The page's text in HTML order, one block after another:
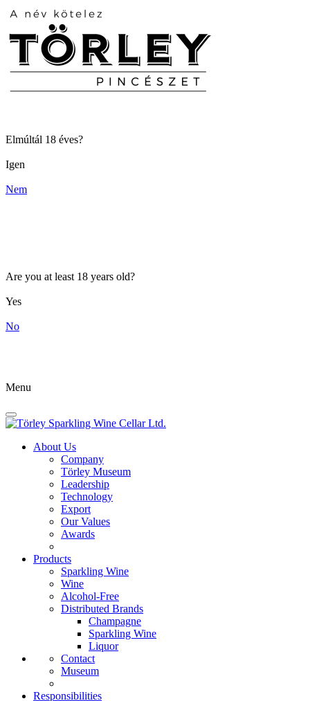
Elmúltál 18 éves?
Igen
Nem
Are you at least 18 years old?
Yes
No
Menu
About Us
Company
Törley Museum
Leadership
Technology
Export
Our Values
Awards
Products
Sparkling Wine
Wine
Alcohol-Free
Distributed Brands
Champagne
Sparkling Wine
Liquor
Contact
Museum
Responsibilities